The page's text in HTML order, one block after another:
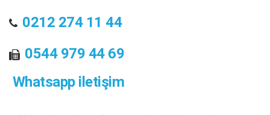
0212 274 11 44
0544 979 44 69
Whatsapp iletişim